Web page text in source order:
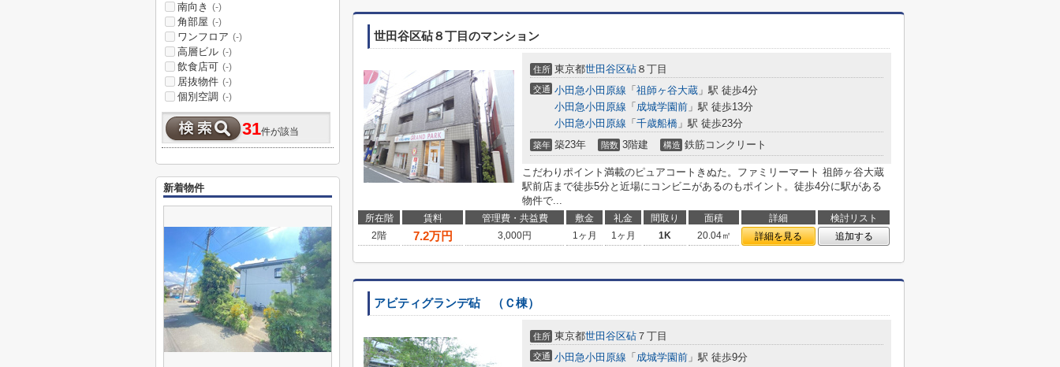
世田谷区砧８丁目のマンション
住所 東京都世田谷区砧 ８丁目
交通 小田急小田原線 「 祖師ヶ谷大蔵 」駅 徒歩4分
小田急小田原線 「 成城学園前 」駅 徒歩13分
小田急小田原線 「 千歳船橋 」駅 徒歩23分
築年 築23年 階数 3階建 構造 鉄筋コンクリート
こだわりポイント満載のピュアコートきぬた。ファミリーマート 祖師ヶ谷大蔵
駅前店まで徒歩5分と近場にコンビニがあるのもポイント。徒歩4分に駅がある
物件で...
所在階 賃料 管理費・共益費 敷金 礼金 間取り 面積 詳細
検討リスト
2階
7.2万円 3,000円 1ヶ月 1ヶ月 1K 20.04㎡ 詳細を見る 追加する
アビティグランデ砧 （Ｃ棟）
住所 東京都世田谷区砧 ７丁目
交通 小田急小田原線 「 成城学園前 」駅 徒歩9分
南向き (-)
角部屋 (-)
ワンフロア (-)
高層ビル (-)
飲食店可 (-)
居抜物件 (-)
個別空調 (-)
31件が該当
新着物件